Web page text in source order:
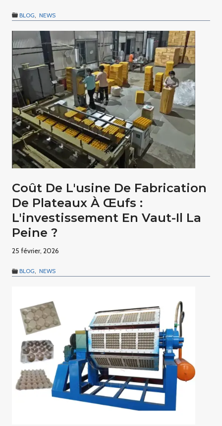
BLOG NEWS
Coût De L'usine De Fabrication
De Plateaux À Œufs :
L'investissement En Vaut-Il La
Peine ?
25 février, 2026
BLOG, NEWS